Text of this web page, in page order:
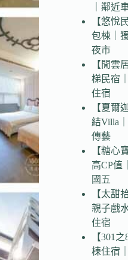
｜鄰近
【悠悅
包棟｜
夜市
【閒雲
梯民宿
住宿
【夏爾
結Villa
傳藝
【糖心
高CP值
國五
【太甜
親子戲
住宿
【301
棟住宿